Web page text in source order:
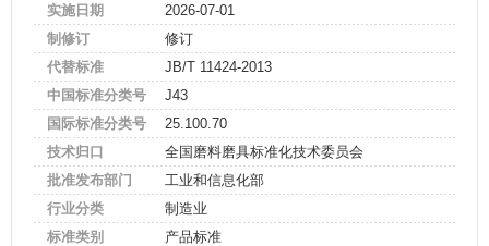
实施日期
2026-07-01
制修订
修订
代替标准
JB/T 11424-2013
中国标准分类号
J43
国际标准分类号
25.100.70
技术归口
全国磨料磨具标准化技术委员会
批准发布部门
工业和信息化部
行业分类
制造业
标准类别
产品标准